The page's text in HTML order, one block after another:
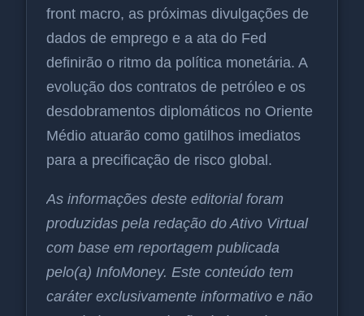
front macro, as próximas divulgações de
dados de emprego e a ata do Fed
definirão o ritmo da política monetária. A
evolução dos contratos de petróleo e os
desdobramentos diplomáticos no Oriente
Médio atuarão como gatilhos imediatos
para a precificação de risco global.
As informações deste editorial foram
produzidas pela redação do Ativo Virtual
com base em reportagem publicada
pelo(a) InfoMoney. Este conteúdo tem
caráter exclusivamente informativo e não